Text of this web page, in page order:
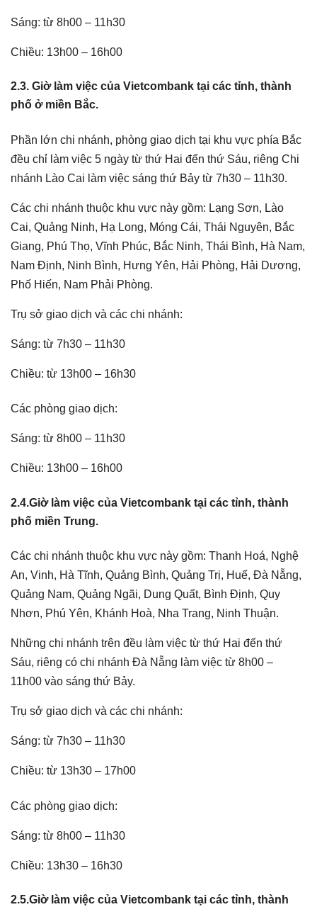
Sáng: từ 8h00 – 11h30
Chiều: 13h00 – 16h00
2.3. Giờ làm việc của Vietcombank tại các tỉnh, thành
phố ở miền Bắc.
Phần lớn chi nhánh, phòng giao dịch tại khu vực phía Bắc
đều chỉ làm việc 5 ngày từ thứ Hai đến thứ Sáu, riêng Chi
nhánh Lào Cai làm việc sáng thứ Bảy từ 7h30 – 11h30.
Các chi nhánh thuộc khu vực này gồm: Lạng Sơn, Lào
Cai, Quảng Ninh, Hạ Long, Móng Cái, Thái Nguyên, Bắc
Giang, Phú Thọ, Vĩnh Phúc, Bắc Ninh, Thái Bình, Hà Nam,
Nam Định, Ninh Bình, Hưng Yên, Hải Phòng, Hải Dương,
Phố Hiến, Nam Phải Phòng.
Trụ sở giao dịch và các chi nhánh:
Sáng: từ 7h30 – 11h30
Chiều: từ 13h00 – 16h30
Các phòng giao dịch:
Sáng: từ 8h00 – 11h30
Chiều: 13h00 – 16h00
2.4.Giờ làm việc của Vietcombank tại các tỉnh, thành
phố miền Trung.
Các chi nhánh thuộc khu vực này gồm: Thanh Hoá, Nghệ
An, Vinh, Hà Tĩnh, Quảng Bình, Quảng Trị, Huế, Đà Nẵng,
Quảng Nam, Quảng Ngãi, Dung Quất, Bình Định, Quy
Nhơn, Phú Yên, Khánh Hoà, Nha Trang, Ninh Thuận.
Những chi nhánh trên đều làm việc từ thứ Hai đến thứ
Sáu, riêng có chi nhánh Đà Nẵng làm việc từ 8h00 –
11h00 vào sáng thứ Bảy.
Trụ sở giao dịch và các chi nhánh:
Sáng: từ 7h30 – 11h30
Chiều: từ 13h30 – 17h00
Các phòng giao dịch:
Sáng: từ 8h00 – 11h30
Chiều: 13h30 – 16h30
2.5.Giờ làm việc của Vietcombank tại các tỉnh, thành